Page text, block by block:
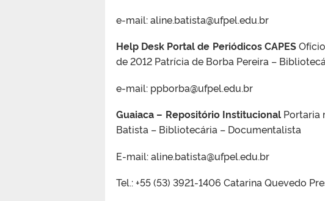
e-mail: aline.batista@ufpel.edu.br
Help Desk Portal de Periódicos CAPESOfício
de 2012 Patrícia de Borba Pereira –
e-mail: ppborba@ufpel.edu.br
Guaiaca – Repositório InstitucionalPortaria
Batista – Bibliotecária – Documentalista
E-mail: aline.batista@ufpel.edu.br
Tel.: +55 (53) 3921-1406 Catarina Quevedo